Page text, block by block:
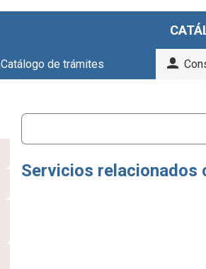
Catálogo de trámites
Servicios relacionados